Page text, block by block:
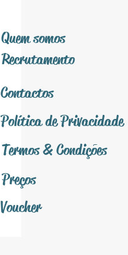
Quem somos
Recrutamento
Contactos
Políticade Privacidade
Termos &Condições
Preços
Voucher